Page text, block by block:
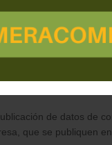
las medidas de
por el
del estado de la
acción humana o del
de datos de
que se publiquen en